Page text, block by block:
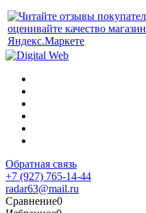
Обратная связь
+7 (927) 765-14-44
radar63@mail.ru
Сравнение0